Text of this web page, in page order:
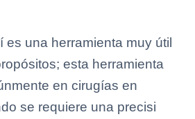
es una herramienta muy útil
esta herramienta
en cirugías en
se requiere una precisi